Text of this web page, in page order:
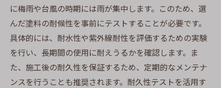
に梅雨や台風の時期には雨が集中します。このため、選
んだ塗料の耐候性を事前にテストすることが必要です。
具体的には、耐水性や紫外線耐性を評価するための実験
を行い、長期間の使用に耐えうるかを確認します。ま
た、施工後の耐久性を保証するため、定期的なメンテナ
ンスを行うことも推奨されます。耐久性テストを活用す